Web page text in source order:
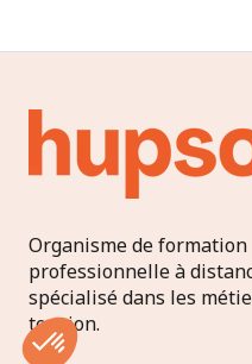
Organisme de formation
professionnelle à
spécialisé dans les
tension.